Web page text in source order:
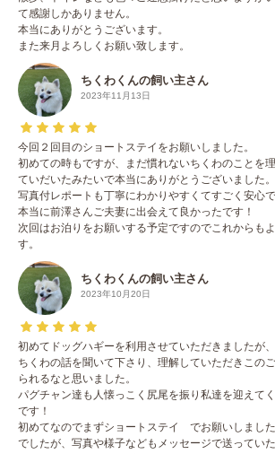
て感謝しかありません。
本当にありがとうございます。
また来月よろしくお願い致します。
ちくわくんの飼い主さん
2023年11月13日
今回２回目のショートステイをお願いしました。
初めての時もですが、まだ慣れないちくわのことを
ていだいたみたいで本当にありがとうございました。
写真付レポートも丁寧にわかりやすくてすごく安心で
本当に前澤さんご夫妻に出会えて良かったです！
次回はお泊りをお願いする予定ですのでこれからも
す。
ちくわくんの飼い主さん
2023年10月20日
初めてドッグハギーを利用させていただきましたが
ちくわの話を聞いて下さり、理解していただきこの
られるなと思いました。
パグチャン達も人懐っこく尻尾を振り私達を迎えて
です！
初めてなのでまずショートステイ゙でお願いしまし
でしたが、写真や様子などもメッセージで送ってい